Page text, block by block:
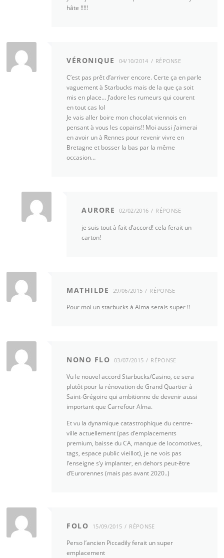
hâte !!!!!
VÉRONIQUE 04/10/2014 RÉPONSE
C’est pas prêt d’arriver encore. Certe ça en parle
vaguement à Starbucks mais de la que ça soit
mis en place… J’adore les rumeurs qui courent
en tout cas lol
Je vais aller boire mon chocolat viennois en
pensant à vous les copains!! Moi aussi j’aimerai
en avoir un à Rennes pour revenir vivre en
Bretagne et bosser la bas par la même
occasion…
AURORE 02/02/2016 RÉPONSE
je suis tout à fait d’accord! cela ferait un
carton!
MATHILDE 29/06/2015 RÉPONSE
Pour moi un starbucks à Alma serais super !!
NONO FLO 03/07/2015 RÉPONSE
Vu le nouvel accord Starbucks/Casino, ce sera
plutôt pour la rénovation de Grand Quartier à
Saint-Grégoire qui ambitionne de devenir aussi
important que Carrefour Alma.
Et vu la dynamique catastrophique du centre-
ville actuellement (pas d’emplacements
premium, baisse du CA, manque de locomotives,
tags, espace public vieillot), je ne vois pas
l’enseigne s’y implanter, en dehors peut-être
d’Eurorennes (mais pas avant 2020..)
FOLO 15/09/2015 RÉPONSE
Perso l’ancien Piccadily ferait un super
emplacement